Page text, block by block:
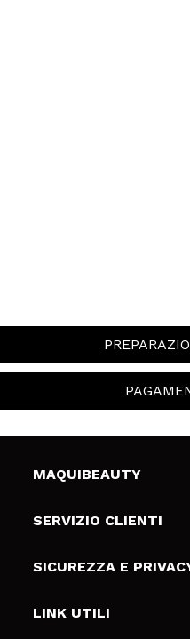
MAQUIBEAUTY
Chi siamo
Gift Cards
SERVIZIO CLIENTI
Spedizioni & Resi
Metodi di
SICUREZZA E
Termini e condizioni
LINK UTILI